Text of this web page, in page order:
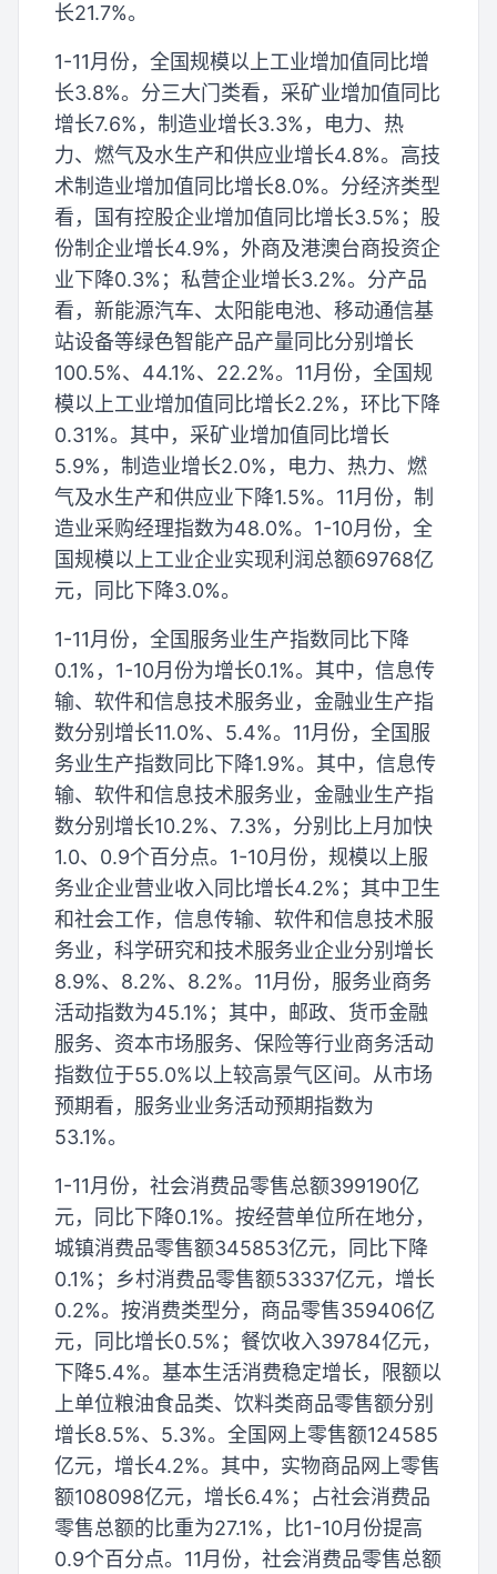
长21.7%。
1-11月份，全国规模以上工业增加值同比增
长3.8%。分三大门类看，采矿业增加值同比
增长7.6%，制造业增长3.3%，电力、热
力、燃气及水生产和供应业增长4.8%。高技
术制造业增加值同比增长8.0%。分经济类型
看，国有控股企业增加值同比增长3.5%；股
份制企业增长4.9%，外商及港澳台商投资企
业下降0.3%；私营企业增长3.2%。分产品
看，新能源汽车、太阳能电池、移动通信基
站设备等绿色智能产品产量同比分别增长
100.5%、44.1%、22.2%。11月份，全国规
模以上工业增加值同比增长2.2%，环比下降
0.31%。其中，采矿业增加值同比增长
5.9%，制造业增长2.0%，电力、热力、燃
气及水生产和供应业下降1.5%。11月份，制
造业采购经理指数为48.0%。1-10月份，全
国规模以上工业企业实现利润总额69768亿
元，同比下降3.0%。
1-11月份，全国服务业生产指数同比下降
0.1%，1-10月份为增长0.1%。其中，信息传
输、软件和信息技术服务业，金融业生产指
数分别增长11.0%、5.4%。11月份，全国服
务业生产指数同比下降1.9%。其中，信息传
输、软件和信息技术服务业，金融业生产指
数分别增长10.2%、7.3%，分别比上月加快
1.0、0.9个百分点。1-10月份，规模以上服
务业企业营业收入同比增长4.2%；其中卫生
和社会工作，信息传输、软件和信息技术服
务业，科学研究和技术服务业企业分别增长
8.9%、8.2%、8.2%。11月份，服务业商务
活动指数为45.1%；其中，邮政、货币金融
服务、资本市场服务、保险等行业商务活动
指数位于55.0%以上较高景气区间。从市场
预期看，服务业业务活动预期指数为
53.1%。
1-11月份，社会消费品零售总额399190亿
元，同比下降0.1%。按经营单位所在地分，
城镇消费品零售额345853亿元，同比下降
0.1%；乡村消费品零售额53337亿元，增长
0.2%。按消费类型分，商品零售359406亿
元，同比增长0.5%；餐饮收入39784亿元，
下降5.4%。基本生活消费稳定增长，限额以
上单位粮油食品类、饮料类商品零售额分别
增长8.5%、5.3%。全国网上零售额124585
亿元，增长4.2%。其中，实物商品网上零售
额108098亿元，增长6.4%；占社会消费品
零售总额的比重为27.1%，比1-10月份提高
0.9个百分点。11月份，社会消费品零售总额